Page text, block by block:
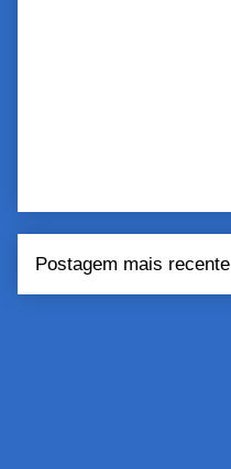
Postagem mais recente